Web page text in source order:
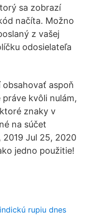
sa zobrazí
načíta. Možno
z vašej
odosielateľa
obsahovať aspoň
kvôli nulám,
znaky v
na súčet
Jul 25, 2020
jedno použitie!
rupiu dnes